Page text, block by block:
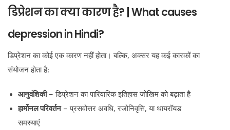
डिप्रेशन का क्या कारण है? | What causes
depression in Hindi?
डिप्रेशन का कोई एक कारण नहीं होता। बल्कि, अक्सर यह कई कारकों का
संयोजन होता है:
आनुवंशिकी– डिप्रेशन का पारिवारिक इतिहास जोखिम को बढ़ाता है
हार्मोनल परिवर्तन– प्रसवोत्तर अवधि, रजोनिवृत्ति, या थायरॉयड
समस्याएं